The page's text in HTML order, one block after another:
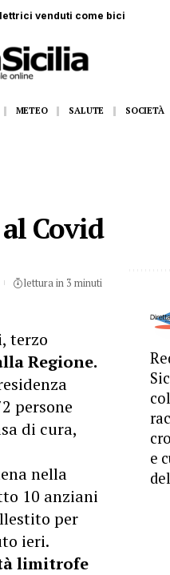
a Villa Sofia
METEO SALUTE SOCIETÀ
Covid
lettura in 3 minuti
terzo
Regione.
persone
di cura,
nella
10 anziani
per
ieri.
limitrofe
e